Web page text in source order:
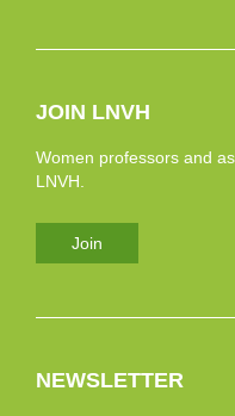
JOIN LNVH
Women professors and
LNVH.
Join
NEWSLETTER